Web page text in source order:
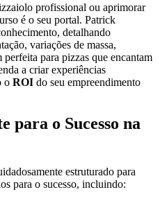
profissional ou aprimorar
é o seu portal. Patrick
detalhando
variações de massa,
para pizzas que encantam
a criar experiências
o ROI do seu empreendimento
para o Sucesso na
estruturado para
para o sucesso, incluindo: